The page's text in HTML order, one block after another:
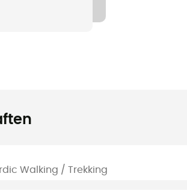
Walking / Trekking